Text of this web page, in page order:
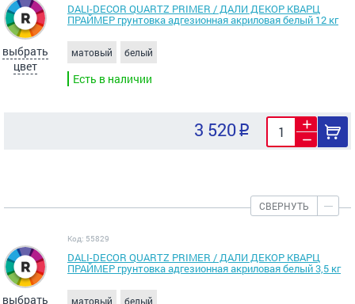
выбрать
цвет
DALI-DECOR QUARTZ PRIMER / ДАЛИ ДЕКОР КВАРЦ
ПРАЙМЕР грунтовка адгезионная акриловая белый 12 кг
матовый белый
Есть в наличии
3 520
СВЕРНУТЬ
выбрать
Код: 55829
DALI-DECOR QUARTZ PRIMER / ДАЛИ ДЕКОР КВАРЦ
ПРАЙМЕР грунтовка адгезионная акриловая белый 3,5 кг
матовый белый